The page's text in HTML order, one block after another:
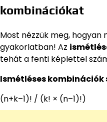
kombinációkat
Most nézzük meg, hogyan
gyakorlatban! Az
tehát a fenti képlettel
Ismétléses kombinációk
(n+k–1)! / (k! × (n–1)!)